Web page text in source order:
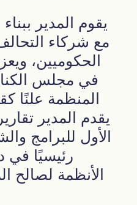
يقوم المدير
مع شركاء
الحكوميين،
في مجلس
المنظمة علنًا
يقدم المدير
الأول للبرامج
رئيسيًا في
الأنظمة لصالح